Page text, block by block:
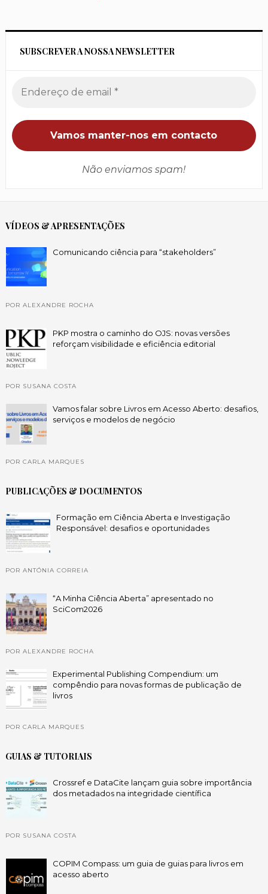
SUBSCREVER A NOSSA NEWSLETTER
Não enviamos spam!
VÍDEOS & APRESENTAÇÕES
Comunicando ciência para “stakeholders”
POR ALEXANDRE ROCHA
PKP mostra o caminho do OJS: novas versões
reforçam visibilidade e eficiência editorial
POR SUSANA COSTA
Vamos falar sobre Livros em Acesso Aberto: desafios,
serviços e modelos de negócio
POR CARLA MARQUES
PUBLICAÇÕES & DOCUMENTOS
Formação em Ciência Aberta e Investigação
Responsável: desafios e oportunidades
POR ANTÓNIA CORREIA
“A Minha Ciência Aberta” apresentado no
SciCom2026
POR ALEXANDRE ROCHA
Experimental Publishing Compendium: um
compêndio para novas formas de publicação de
livros
POR CARLA MARQUES
GUIAS & TUTORIAIS
Crossref e DataCite lançam guia sobre importância
dos metadados na integridade científica
POR SUSANA COSTA
COPIM Compass: um guia de guias para livros em
acesso aberto